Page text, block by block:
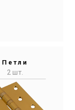
Петли
2 шт.